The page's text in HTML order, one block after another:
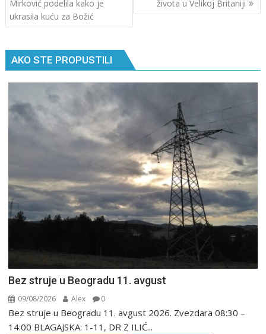
Mirković podelila kako je
ukrasila kuću za Božić
života u Velikoj Britaniji
AKO STE PROPUSTILI
Bez struje u Beogradu 11. avgust
09/08/2026 Alex 0
Bez struje u Beogradu 11. avgust 2026. Zvezdara 08:30 –
14:00 BLAGAJSKA: 1-11, DR Z ILIĆ...